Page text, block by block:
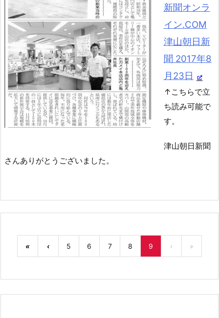
新聞オンラ
イン.COM
津山朝日新
聞 2017年8
月23日
↑こちらで立
ち読み可能で
す。
津山朝日新聞
さんありがとうございました。
« ‹ 5 6 7 8 9 › »